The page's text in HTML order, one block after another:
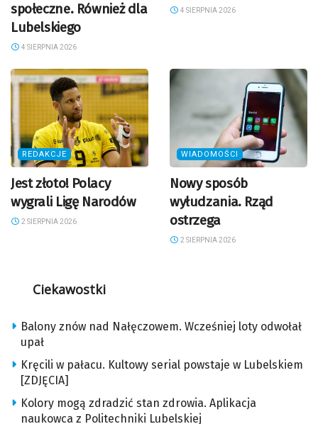
społeczne. Również dla
Lubelskiego
4 SIERPNIA 2026
4 SIERPNIA 2026
REDAKCJE
Jest złoto! Polacy
wygrali Ligę Narodów
2 SIERPNIA 2026
WIADOMOŚCI
Nowy sposób
wyłudzania. Rząd
ostrzega
2 SIERPNIA 2026
Ciekawostki
Balony znów nad Nałęczowem. Wcześniej loty odwołał
upał
Kręcili w pałacu. Kultowy serial powstaje w Lubelskiem
[ZDJĘCIA]
Kolory mogą zdradzić stan zdrowia. Aplikacja
naukowca z Politechniki Lubelskiej